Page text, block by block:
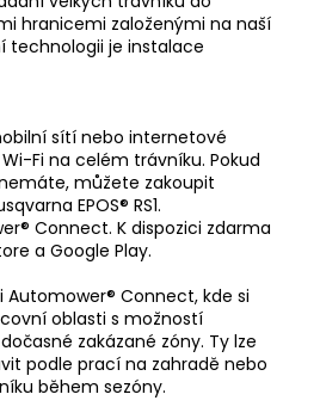
hranicemi založenými na naší
technologii je instalace
sítí nebo internetové
Fi na celém trávníku. Pokud
můžete zakoupit
EPOS® RS1.
Connect. K dispozici zdarma
a Google Play.
Automower® Connect, kde si
oblasti s možností
zakázané zóny. Ty lze
podle prací na zahradě nebo
během sezóny.